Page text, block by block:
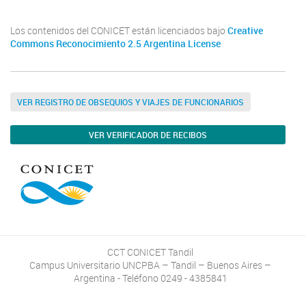
Los contenidos del CONICET están licenciados bajo Creative
Commons Reconocimiento 2.5 Argentina License
VER REGISTRO DE OBSEQUIOS Y VIAJES DE FUNCIONARIOS
VER VERIFICADOR DE RECIBOS
CCT CONICET Tandil
Campus Universitario UNCPBA – Tandil – Buenos Aires –
Argentina - Teléfono 0249 - 4385841